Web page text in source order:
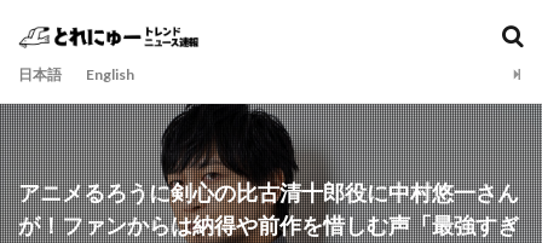
日本語 English
アニメるろうに剣心の比古清十郎役に中村悠一さん
が！ファンからは納得や前作を惜しむ声「最強すぎ